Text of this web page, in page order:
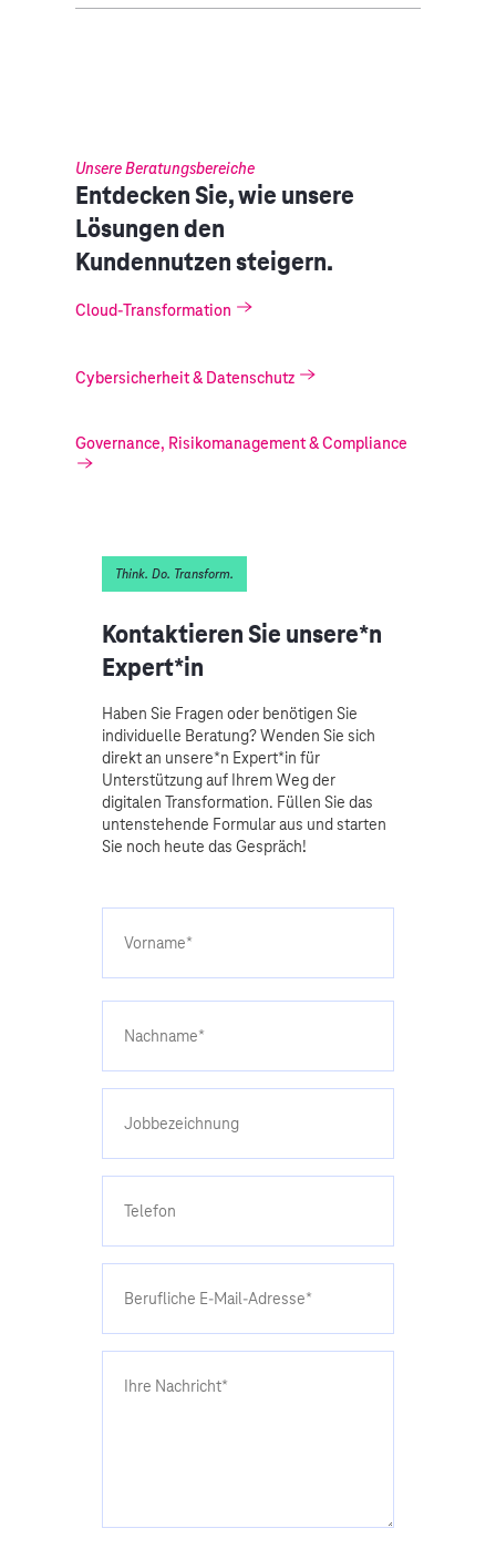
Unsere Beratungsbereiche
Entdecken Sie, wie unsere
Lösungen den
Kundennutzen steigern.
Cloud-Transformation
Cybersicherheit & Datenschutz
Governance, Risikomanagement & Compliance
Think. Do. Transform.
Kontaktieren Sie unsere*n
Expert*in
Haben Sie Fragen oder benötigen Sie
individuelle Beratung? Wenden Sie sich
direkt an unsere*n Expert*in für
Unterstützung auf Ihrem Weg der
digitalen Transformation. Füllen Sie das
untenstehende Formular aus und starten
Sie noch heute das Gespräch!